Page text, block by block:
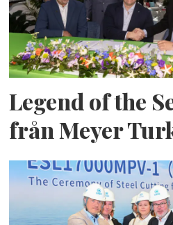
Legend of the
från Meyer